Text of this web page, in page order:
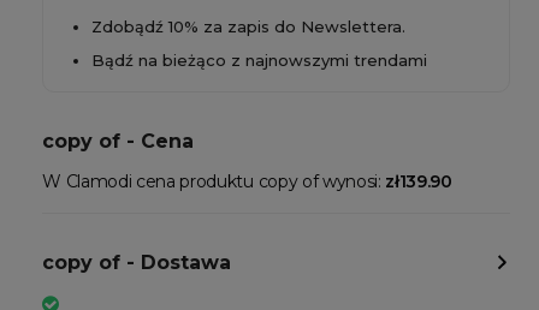
Zdobądź 10% za zapis do Newslettera.
Bądź na bieżąco z najnowszymi trendami
copy of - Cena
W Clamodi cena produktu copy of wynosi: zł139.90
copy of - Dostawa